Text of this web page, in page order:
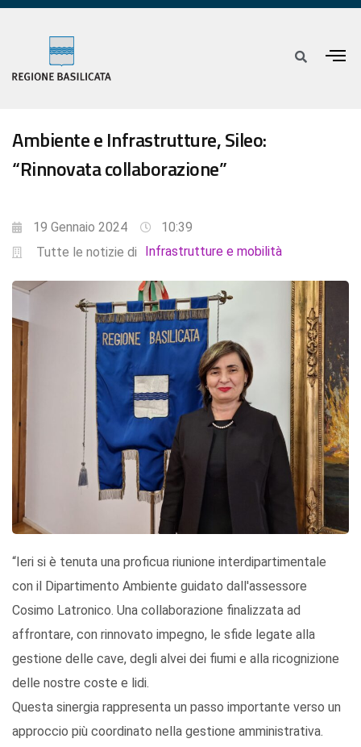
Ambiente e Infrastrutture, Sileo:
“Rinnovata collaborazione”
19 Gennaio 2024
10:39
Tutte le notizie di
Infrastrutture e mobilità
“Ieri si è tenuta una proficua riunione interdipartimentale
con il Dipartimento Ambiente guidato dall'assessore
Cosimo Latronico. Una collaborazione finalizzata ad
affrontare, con rinnovato impegno, le sfide legate alla
gestione delle cave, degli alvei dei fiumi e alla ricognizione
delle nostre coste e lidi.
Questa sinergia rappresenta un passo importante verso un
approccio più coordinato nella gestione amministrativa.